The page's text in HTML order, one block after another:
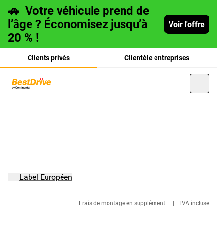
🚗 Votre véhicule prend de
l’âge ? Économisez jusqu’à
20 % !
Voir l'offre
Clients privés Clientèle entreprises
Frais de montage en supplément TVA incluse
Label Européen